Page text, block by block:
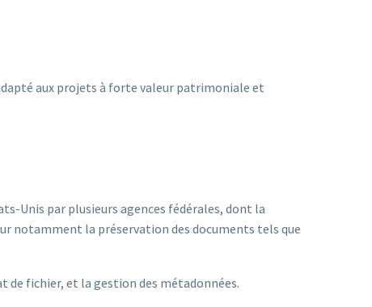
aux projets à forte valeur patrimoniale et
Unis par plusieurs agences fédérales, dont la
notamment la préservation des documents tels que
fichier, et la gestion des métadonnées.